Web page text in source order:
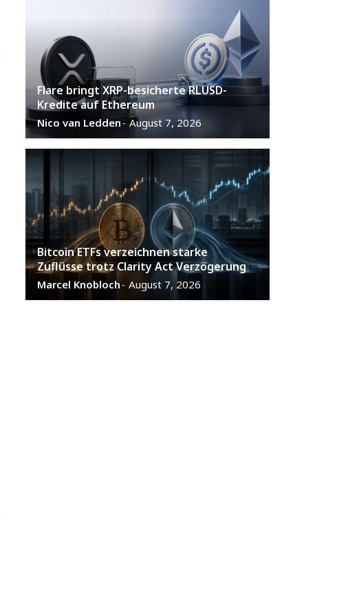
Flare bringt XRP-besicherte RLUSD-
Kredite auf Ethereum
Nico van Ledden- August 7, 2026
Bitcoin ETFs verzeichnen starke
Zuflüsse trotz Clarity Act Verzögerung
Marcel Knobloch- August 7, 2026